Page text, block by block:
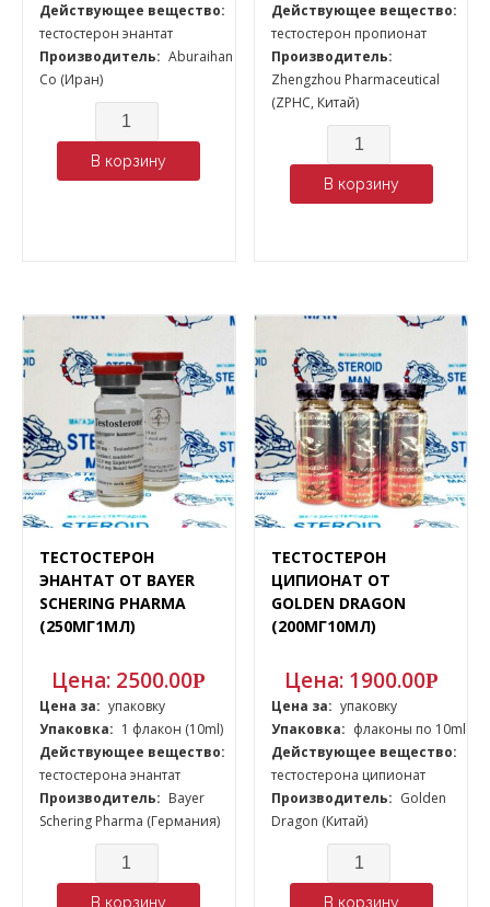
Действующее вещество:
тестостерон энантат
Производитель: Aburaihan
Co (Иран)
Количество
В корзину
Действующее вещество:
тестостерон пропионат
Производитель:
Zhengzhou Pharmaceutical
(ZPHC, Китай)
Количество
В корзину
ТЕСТОСТЕРОН
ЭНАНТАТ ОТ BAYER
SCHERING PHARMA
(250МГ1МЛ)
Цена: 2500.00Р
Цена за: упаковку
Упаковка: 1 флакон (10ml)
Действующее вещество:
тестостерона энантат
Производитель: Bayer
Schering Pharma (Германия)
Количество
В корзину
ТЕСТОСТЕРОН
ЦИПИОНАТ ОТ
GOLDEN DRAGON
(200МГ10МЛ)
Цена: 1900.00Р
Цена за: упаковку
Упаковка: флаконы по 10ml
Действующее вещество:
тестостерона ципионат
Производитель: Golden
Dragon (Китай)
Количество
В корзину